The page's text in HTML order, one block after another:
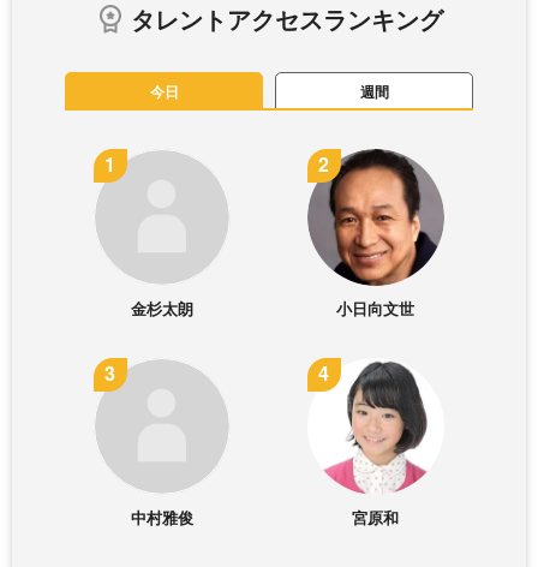
タレントアクセスランキング
今日 週間
金杉太朗 小日向文世
中村雅俊 宮原和